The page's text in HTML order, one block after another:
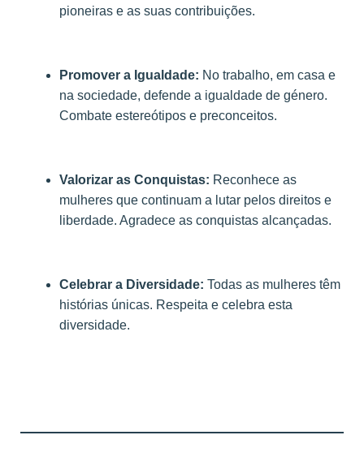
pioneiras e as suas contribuições.
Promover a Igualdade: No trabalho, em casa e
na sociedade, defende a igualdade de género.
Combate estereótipos e preconceitos.
Valorizar as Conquistas: Reconhece as
mulheres que continuam a lutar pelos direitos e
liberdade. Agradece as conquistas alcançadas.
Celebrar a Diversidade: Todas as mulheres têm
histórias únicas. Respeita e celebra esta
diversidade.